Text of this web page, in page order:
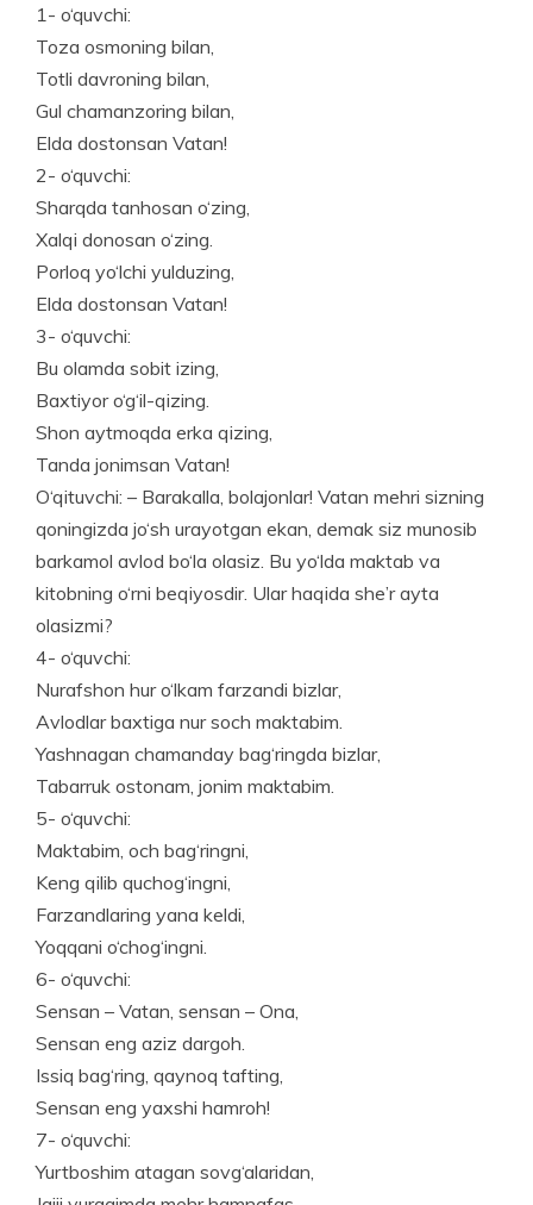
1- o‘quvchi:
Toza osmoning bilan,
Totli davroning bilan,
Gul chamanzoring bilan,
Elda dostonsan Vatan!
2- o‘quvchi:
Sharqda tanhosan o‘zing,
Xalqi donosan o‘zing.
Porloq yo‘lchi yulduzing,
Elda dostonsan Vatan!
3- o‘quvchi:
Bu olamda sobit izing,
Baxtiyor o‘g‘il-qizing.
Shon aytmoqda erka qizing,
Tanda jonimsan Vatan!
O‘qituvchi: – Barakalla, bolajonlar! Vatan mehri sizning
qoningizda jo‘sh urayotgan ekan, demak siz munosib
barkamol avlod bo‘la olasiz. Bu yo‘lda maktab va
kitobning o‘rni beqiyosdir. Ular haqida she’r ayta
olasizmi?
4- o‘quvchi:
Nurafshon hur o‘lkam farzandi bizlar,
Avlodlar baxtiga nur soch maktabim.
Yashnagan chamanday bag‘ringda bizlar,
Tabarruk ostonam, jonim maktabim.
5- o‘quvchi:
Maktabim, och bag‘ringni,
Keng qilib quchog‘ingni,
Farzandlaring yana keldi,
Yoqqani o‘chog‘ingni.
6- o‘quvchi:
Sensan – Vatan, sensan – Ona,
Sensan eng aziz dargoh.
Issiq bag‘ring, qaynoq tafting,
Sensan eng yaxshi hamroh!
7- o‘quvchi:
Yurtboshim atagan sovg‘alaridan,